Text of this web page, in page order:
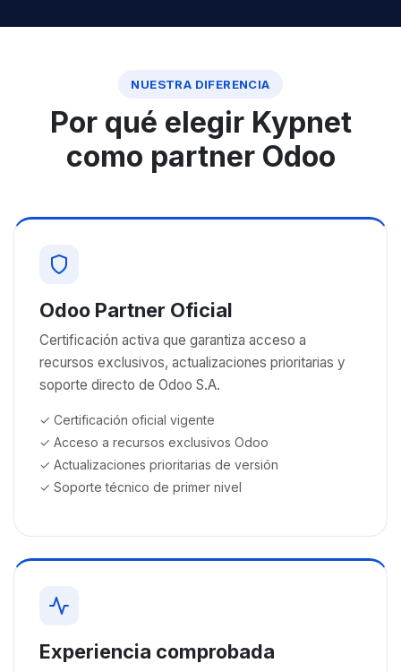
NUESTRA DIFERENCIA
Por qué elegir Kypnet
como partner Odoo
Odoo Partner Oficial
Certificación activa que garantiza acceso a
recursos exclusivos, actualizaciones prioritarias y
soporte directo de Odoo S.A.
✓ Certificación oficial vigente
✓ Acceso a recursos exclusivos Odoo
✓ Actualizaciones prioritarias de versión
✓ Soporte técnico de primer nivel
Experiencia comprobada